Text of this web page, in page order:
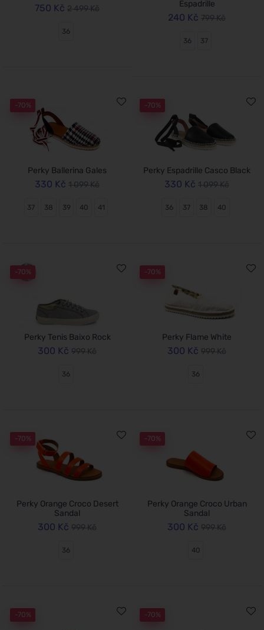
750 Kč 2 499 Kč
36
Espadrille
240 Kč 799 Kč
36 37
-70%
Perky Ballerina Gales
330 Kč 1 099 Kč
37 38 39 40 41
-70%
Perky Espadrille Casco Black
330 Kč 1 099 Kč
36 37 38 40
-70%
Perky Tenis Baixo Rock
300 Kč 999 Kč
36
-70%
Perky Flame White
300 Kč 999 Kč
36
-70%
Perky Orange Croco Desert
Sandal
300 Kč 999 Kč
36
-70%
Perky Orange Croco Urban
Sandal
300 Kč 999 Kč
40
-70% -70%